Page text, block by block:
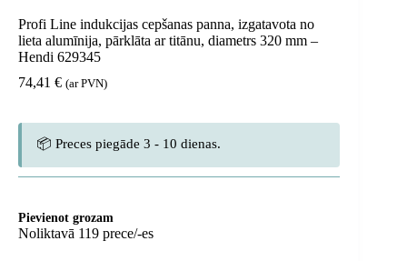
Profi Line indukcijas cepšanas panna, izgatavota no
lieta alumīnija, pārklāta ar titānu, diametrs 320 mm –
Hendi 629345
74,41 € (ar PVN)
📦 Preces piegāde 3 - 10 dienas.
Pievienot grozam
Noliktavā 119 prece/-es